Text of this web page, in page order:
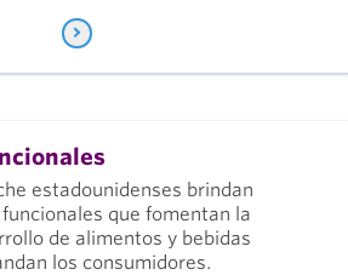
estadounidenses brindan
que fomentan la
de alimentos y bebidas
los consumidores.